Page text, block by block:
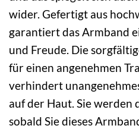
wider. Gefertigt aus
garantiert das Armband
und Freude. Die
für einen angenehmen
verhindert
auf der Haut. Sie werden
sobald Sie dieses